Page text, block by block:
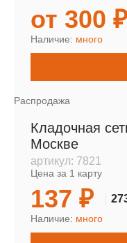
от 300 ₽
Наличие: много
Распродажа
Кладочная
Москве
артикул: 7821
Цена за 1 карту
137 ₽
Наличие: много